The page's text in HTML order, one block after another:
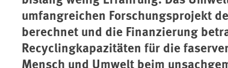
umfangreichen Forschungsprojekt
berechnet und die Finanzierung
Recyclingkapazitäten für die
Mensch und Umwelt beim